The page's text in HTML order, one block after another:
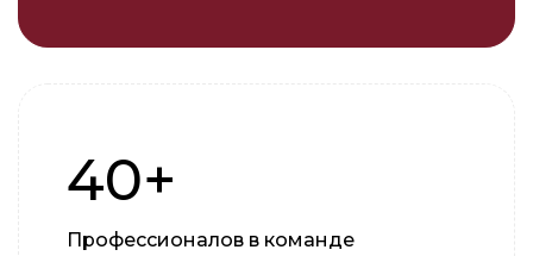
40+
Профессионалов в команде